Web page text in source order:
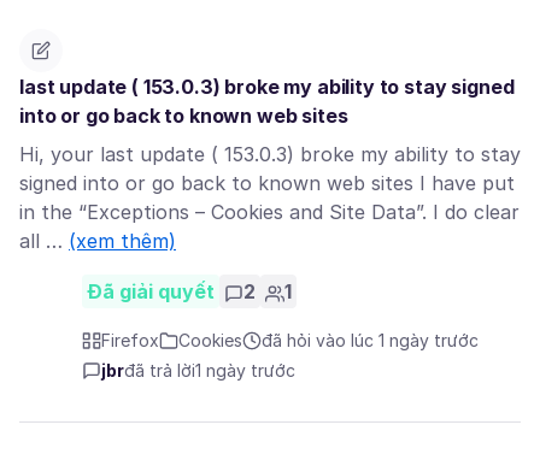
last update ( 153.0.3) broke my ability to stay signed
into or go back to known web sites
Hi, your last update ( 153.0.3) broke my ability to stay
signed into or go back to known web sites I have put
in the “Exceptions – Cookies and Site Data”. I do clear
all … (xem thêm)
Đã giải quyết 2 1
Firefox Cookies
đã hỏi vào lúc 1 ngày trước
jbrđã trả lời1 ngày trước